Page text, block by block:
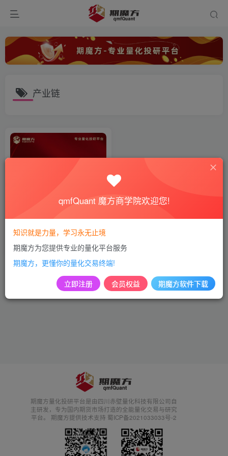
产业链
产业链：企业喜忧参半
市场动态
2年前 928
期魔方量化投研平台是由四川赤壁量化科技有限公司自
主研发，专为国内期货市场打造的全能量化交易与研究
平台。 期魔方提供技术支持 蜀ICP备2021033033号-2
qmfQuant 魔方商学院欢迎您!
知识就是力量，学习永无止境
期魔方为您提供专业的量化平台服务
期魔方，更懂你的量化交易终端!
立即注册 会员权益 期魔方软件下载